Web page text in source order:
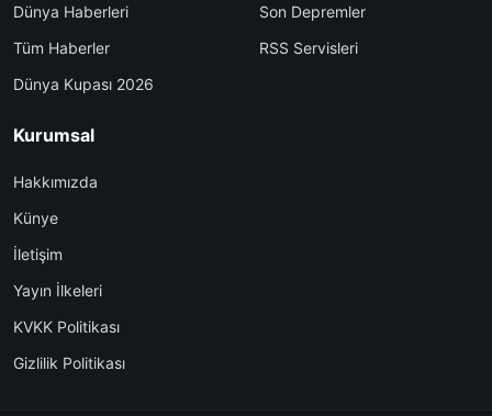
Dünya Haberleri
Tüm Haberler
Dünya Kupası 2026
Son Depremler
RSS Servisleri
Kurumsal
Hakkımızda
Künye
İletişim
Yayın İlkeleri
KVKK Politikası
Gizlilik Politikası